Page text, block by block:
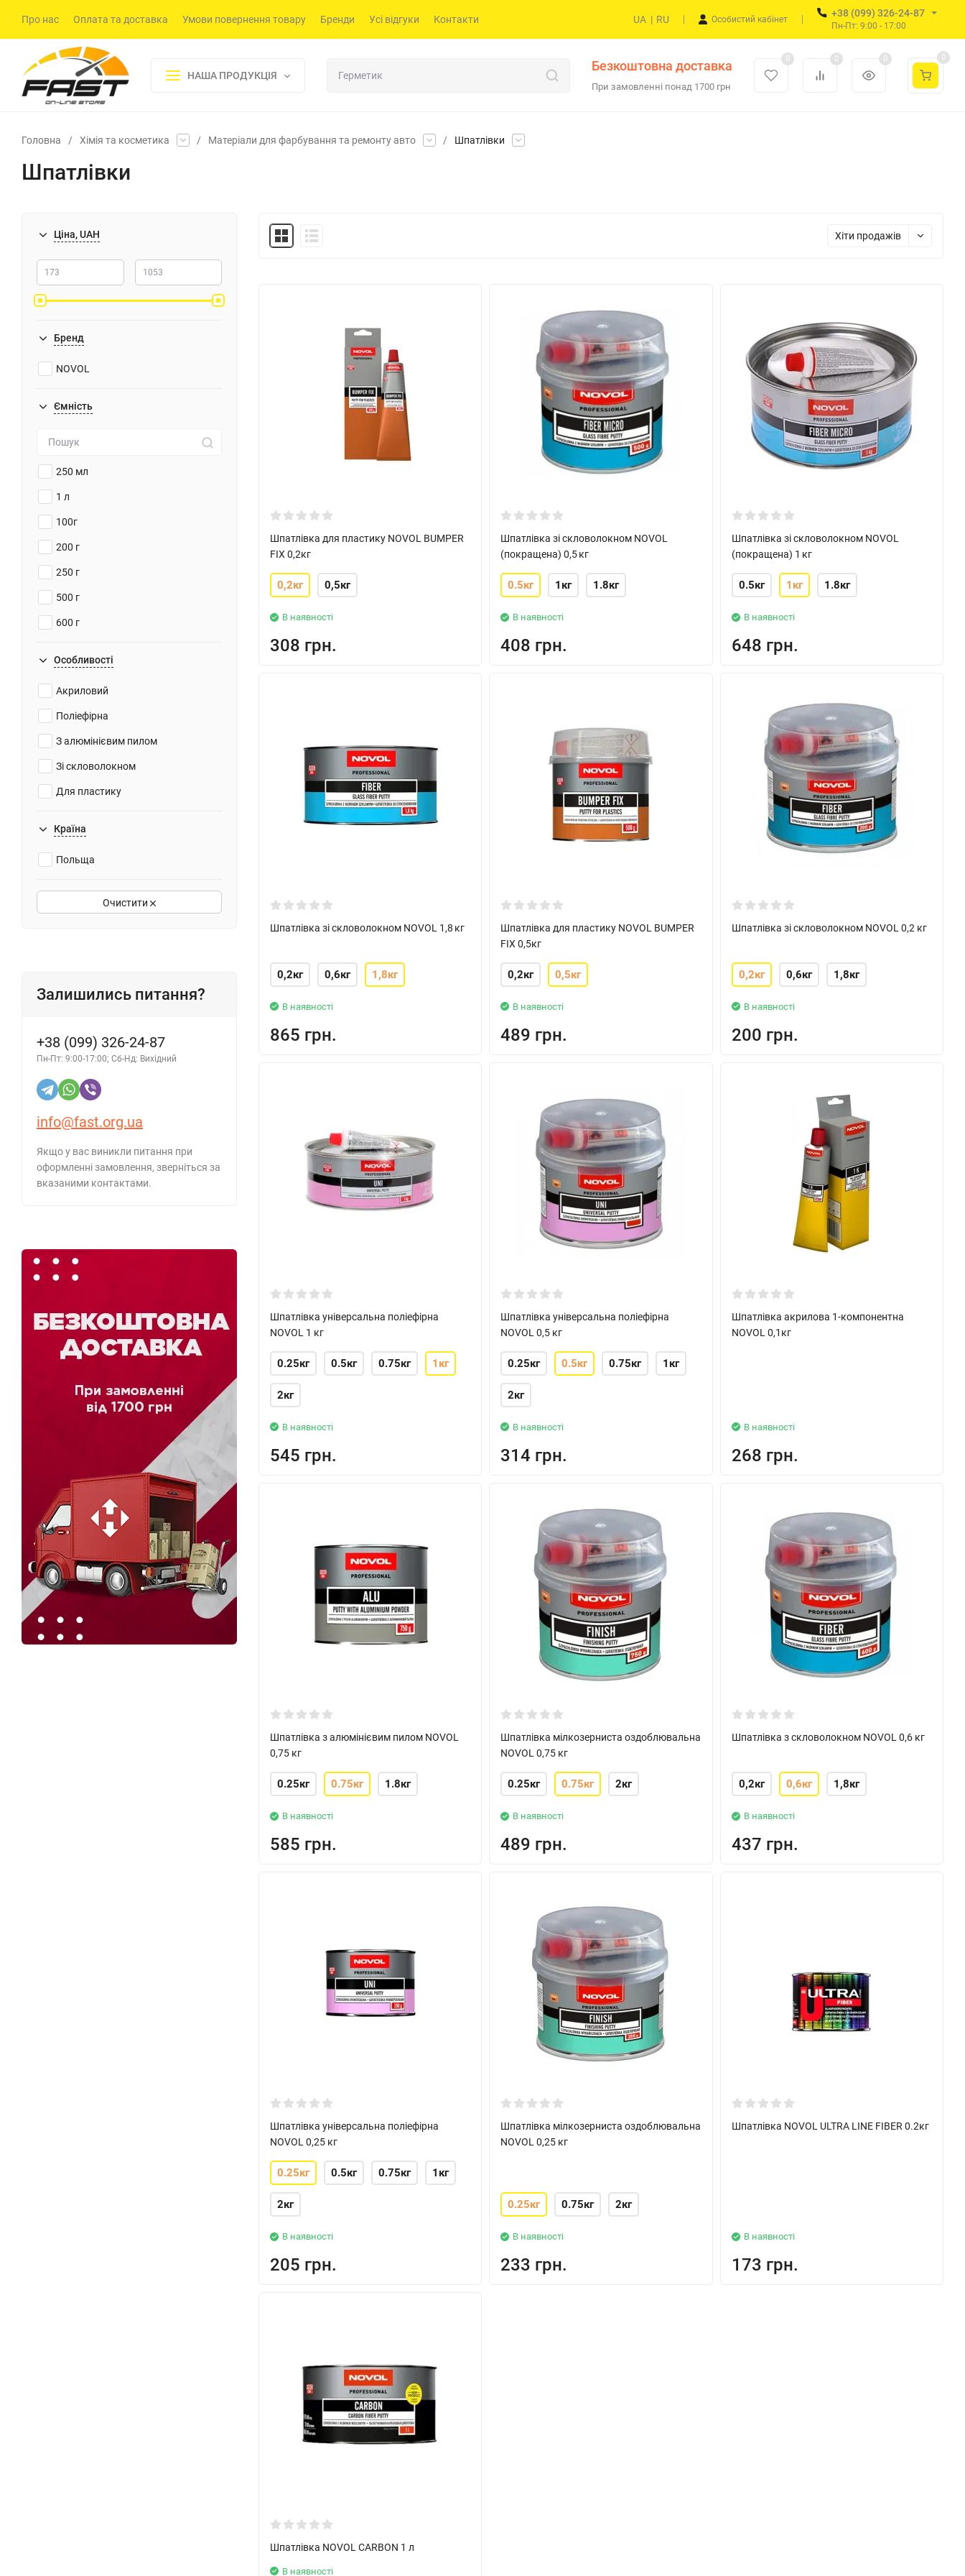
Про нас Оплата та доставка Умови повернення товару Бренди Усі відгуки Контакти UA | RU Особистий кабінет
+38 (099) 326-24-87
Пн-Пт: 9:00 - 17:00
НАША ПРОДУКЦІЯ
Безкоштовна доставка
При замовленні понад 1700 грн
0 0 0 0
Головна / Хімія та косметика / Матеріали для фарбування та ремонту авто / Шпатлівки
Шпатлівки
Ціна, UAH
Бренд
NOVOL
Ємність
250 мл
1 л
100г
200 г
250 г
500 г
600 г
1,8 кг
2 кг
Особливості
Акриловий
Поліефірна
З алюмінієвим пилом
Зі скловолокном
Для пластику
Країна
Польща
Очистити
Залишились питання?
+38 (099) 326-24-87
Пн-Пт: 9:00-17:00; Сб-Нд: Вихідний
info@fast.org.ua
Якщо у вас виникли питання при
оформленні замовлення, зверніться за
вказаними контактами.
Хіти продажів
Шпатлівка для пластику NOVOL BUMPER
FIX 0,2кг
0,2кг 0,5кг
В наявності
308 грн.
Шпатлівка зі скловолокном NOVOL
(покращена) 0,5 кг
0.5кг 1кг 1.8кг
В наявності
408 грн.
Шпатлівка зі скловолокном NOVOL
(покращена) 1 кг
0.5кг 1кг 1.8кг
В наявності
648 грн.
Шпатлівка зі скловолокном NOVOL 1,8 кг
0,2кг 0,6кг 1,8кг
В наявності
865 грн.
Шпатлівка для пластику NOVOL BUMPER
FIX 0,5кг
0,2кг 0,5кг
В наявності
489 грн.
Шпатлівка зі скловолокном NOVOL 0,2 кг
0,2кг 0,6кг 1,8кг
В наявності
200 грн.
Шпатлівка універсальна поліефірна
NOVOL 1 кг
0.25кг 0.5кг 0.75кг 1кг
2кг
В наявності
545 грн.
Шпатлівка універсальна поліефірна
NOVOL 0,5 кг
0.25кг 0.5кг 0.75кг 1кг
2кг
В наявності
314 грн.
Шпатлівка акрилова 1-компонентна
NOVOL 0,1кг
В наявності
268 грн.
Шпатлівка з алюмінієвим пилом NOVOL
0,75 кг
0.25кг 0.75кг 1.8кг
В наявності
585 грн.
Шпатлівка мілкозерниста оздоблювальна
NOVOL 0,75 кг
0.25кг 0.75кг 2кг
В наявності
489 грн.
Шпатлівка з скловолокном NOVOL 0,6 кг
0,2кг 0,6кг 1,8кг
В наявності
437 грн.
Шпатлівка універсальна поліефірна
NOVOL 0,25 кг
0.25кг 0.5кг 0.75кг 1кг
2кг
В наявності
205 грн.
Шпатлівка мілкозерниста оздоблювальна
NOVOL 0,25 кг
0.25кг 0.75кг 2кг
В наявності
233 грн.
Шпатлівка NOVOL ULTRA LINE FIBER 0.2кг
В наявності
173 грн.
Шпатлівка NOVOL CARBON 1 л
В наявності